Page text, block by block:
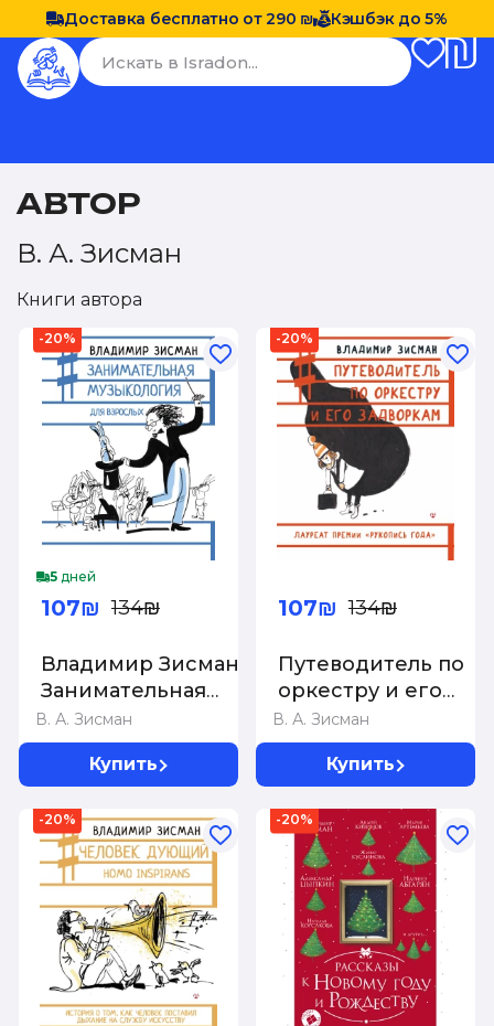
Доставка бесплатно от 290 ₪ Кэшбэк до 5%
АВТОР
В. А. Зисман
Книги автора
-20%
5 дней
В. А. Зисман
Владимир Зисман:
Занимательная
музыкология для
взрослых
107₪ 134₪
Купить
-20%
В. А. Зисман
Путеводитель по
оркестру и его
задворкам
107₪ 134₪
Купить
-20% -20%